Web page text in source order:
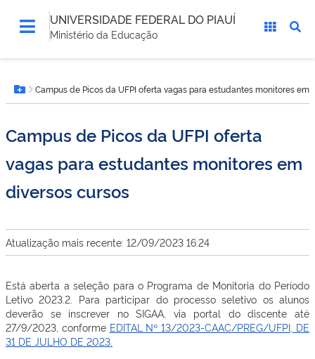
UNIVERSIDADE FEDERAL DO PIAUÍ
Ministério da Educação
está
aqui:Botão Menu
Campus de Picos da UFPI oferta vagas para estudantes monitores em
Campus de Picos da UFPI oferta
vagas para estudantes monitores em
diversos cursos
Atualização mais recente: 12/09/2023 16:24
Está aberta a seleção para o Programa de Monitoria do Período
Letivo 2023.2. Para participar do processo seletivo os alunos
deverão se inscrever no SIGAA, via portal do discente até
27/9/2023, conforme EDITAL Nº 13/2023-CAAC/PREG/UFPI, DE
31 DE JULHO DE 2023.